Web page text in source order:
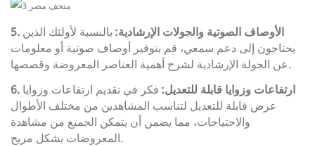
5. الأوصاف الصوتية والجولات الإرشادية: بالنسبة لأولئك الذين
يحتاجون إلى دعم سمعي، قم بتوفير أوصاف صوتية أو معلومات
عن الجولة الإرشادية لشرح أهمية العناصر المعروضة وقصصها.
6. ارتفاعات وزوايا قابلة للتعديل: فكر في تقديم ارتفاعات وزوايا
عرض قابلة للتعديل لتناسب المشاهدين من مختلف الأطوال
والاحتياجات، مما يضمن أن يتمكن الجميع من مشاهدة
المعروضات بشكل مريح.